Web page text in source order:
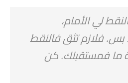
لي الأمام،
بس. فلازم تثق فالنقط
ما فمستقبلك. كن